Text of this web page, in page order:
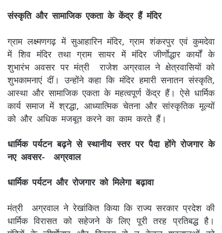
संस्कृति और सामाजिक एकता के केंद्र हैं मंदिर
ग्राम लक्ष्मणगढ़ में सुआहारिन मंदिर, ग्राम शंकरपुर एवं कुमदेवा
में शिव मंदिर तथा ग्राम सायर में मंदिर जीर्णाेद्धार कार्यों के
शुभारंभ अवसर पर मंत्री राजेश अग्रवाल ने क्षेत्रवासियों को
शुभकामनाएं दीं। उन्होंने कहा कि मंदिर हमारी सनातन संस्कृति,
आस्था और सामाजिक एकता के महत्वपूर्ण केंद्र हैं। ऐसे धार्मिक
कार्य समाज में श्रद्धा, आध्यात्मिक चेतना और सांस्कृतिक मूल्यों
को और अधिक मजबूत करने का काम करते हैं।
धार्मिक पर्यटन बढ़ने से स्थानीय स्तर पर पैदा होंगे रोजगार के
नए अवसर- अग्रवाल
धार्मिक पर्यटन और रोजगार को मिलेगा बढ़ावा
मंत्री अग्रवाल ने रेखांकित किया कि राज्य सरकार प्रदेश की
धार्मिक विरासत को सहेजने के लिए पूरी तरह प्रतिबद्ध है।